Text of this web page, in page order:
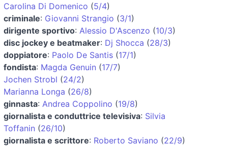
Carolina Di Domenico (5/4)
criminale: Giovanni Strangio (3/1)
dirigente sportivo: Alessio D'Ascenzo (10/3)
disc jockey e beatmaker: Dj Shocca (28/3)
doppiatore: Paolo De Santis (17/1)
fondista: Magda Genuin (17/7)
Jochen Strobl (24/2)
Marianna Longa (26/8)
ginnasta: Andrea Coppolino (19/8)
giornalista e conduttrice televisiva: Silvia
Toffanin (26/10)
giornalista e scrittore: Roberto Saviano (22/9)